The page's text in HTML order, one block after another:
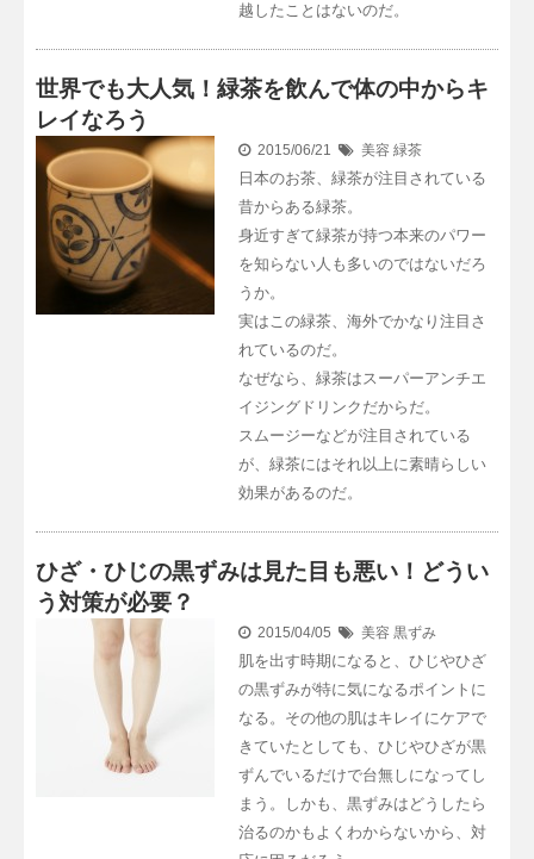
越したことはないのだ。
世界でも大人気！緑茶を飲んで体の中からキ
レイなろう
2015/06/21 美容 緑茶
日本のお茶、緑茶が注目されている
昔からある緑茶。
身近すぎて緑茶が持つ本来のパワー
を知らない人も多いのではないだろ
うか。
実はこの緑茶、海外でかなり注目さ
れているのだ。
なぜなら、緑茶はスーパーアンチエ
イジングドリンクだからだ。
スムージーなどが注目されている
が、緑茶にはそれ以上に素晴らしい
効果があるのだ。
ひざ・ひじの黒ずみは見た目も悪い！どうい
う対策が必要？
2015/04/05 美容 黒ずみ
肌を出す時期になると、ひじやひざ
の黒ずみが特に気になるポイントに
なる。その他の肌はキレイにケアで
きていたとしても、ひじやひざが黒
ずんでいるだけで台無しになってし
まう。しかも、黒ずみはどうしたら
治るのかもよくわからないから、対